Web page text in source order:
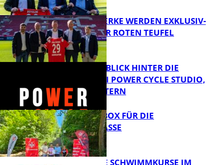
FB News
DIE PFALZWERKE WERDEN EXKLUSIV-
PARTNER DER ROTEN TEUFEL
Sport
EXKLUSIVER BLICK HINTER DIE
KULISSEN BEI POWER CYCLE STUDIO,
KAISERSLAUTERN
EINE SPORTBOX FÜR DIE
BREMERSTRASSE
KOSTENLOSE SCHWIMMKURSE IM